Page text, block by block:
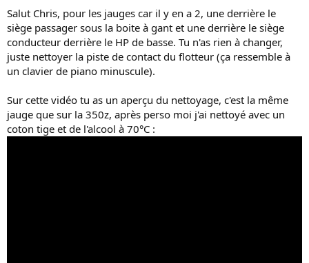
Salut Chris, pour les jauges car il y en a 2, une derrière le
siège passager sous la boite à gant et une derrière le siège
conducteur derrière le HP de basse. Tu n'as rien à changer,
juste nettoyer la piste de contact du flotteur (ça ressemble à
un clavier de piano minuscule).
Sur cette vidéo tu as un aperçu du nettoyage, c'est la même
jauge que sur la 350z, après perso moi j'ai nettoyé avec un
coton tige et de l'alcool à 70°C :